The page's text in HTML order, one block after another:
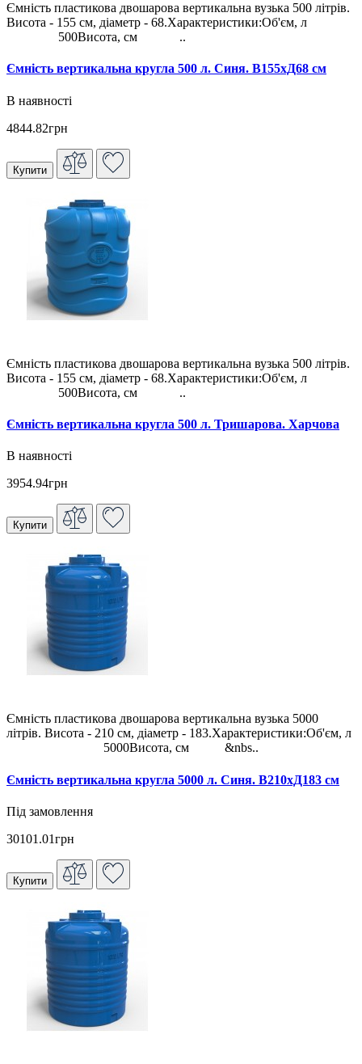
Ємність пластикова двошарова вертикальна вузька 500 літрів.
Висота - 155 см, діаметр - 68.Характеристики:Об'єм, л
500Висота, см ..
Ємність вертикальна кругла 500 л. Синя. В155хД68 см
В наявності
4844.82грн
Купити
Ємність пластикова двошарова вертикальна вузька 500 літрів.
Висота - 155 см, діаметр - 68.Характеристики:Об'єм, л
500Висота, см ..
Ємність вертикальна кругла 500 л. Тришарова. Харчова
В наявності
3954.94грн
Купити
Ємність пластикова двошарова вертикальна вузька 5000
літрів. Висота - 210 см, діаметр - 183.Характеристики:Об'єм, л
5000Висота, см &nbs..
Ємність вертикальна кругла 5000 л. Синя. В210хД183 см
Під замовлення
30101.01грн
Купити